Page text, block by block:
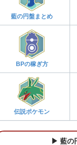
藍の円盤まとめ
BPの稼ぎ方
伝説ポケモン
藍の